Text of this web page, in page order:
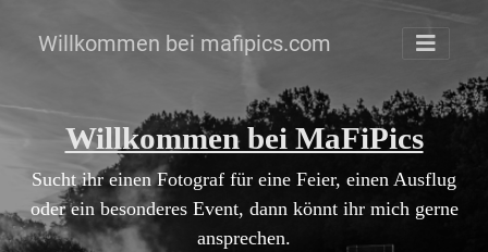
Willkommen bei mafipics.com
Willkommen bei MaFiPics
Sucht ihr einen Fotograf für eine Feier, einen Ausflug
oder ein besonderes Event, dann könnt ihr mich gerne
ansprechen.